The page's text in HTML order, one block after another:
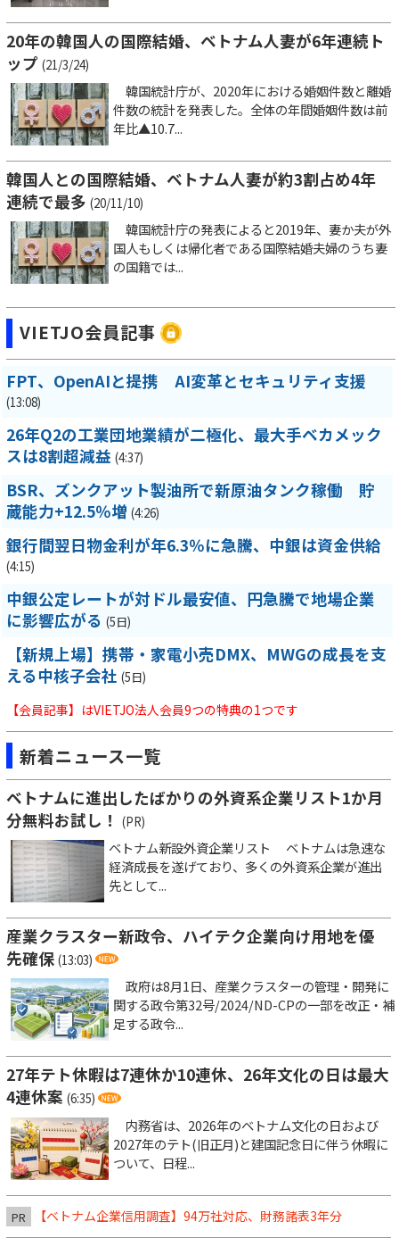
20年の韓国人の国際結婚、ベトナム人妻が6年連続ト
ップ (21/3/24)
韓国統計庁が、2020年における婚姻件数と離婚
件数の統計を発表した。全体の年間婚姻件数は前
年比▲10.7...
韓国人との国際結婚、ベトナム人妻が約3割占め4年
連続で最多 (20/11/10)
韓国統計庁の発表によると2019年、妻か夫が外
国人もしくは帰化者である国際結婚夫婦のうち妻
の国籍では...
VIETJO会員記事
FPT、OpenAIと提携 AI変革とセキュリティ支援
(13:08)
26年Q2の工業団地業績が二極化、最大手ベカメック
スは8割超減益 (4:37)
BSR、ズンクアット製油所で新原油タンク稼働 貯
蔵能力+12.5％増 (4:26)
銀行間翌日物金利が年6.3％に急騰、中銀は資金供給
(4:15)
中銀公定レートが対ドル最安値、円急騰で地場企業
に影響広がる (5日)
【新規上場】携帯・家電小売DMX、MWGの成長を支
える中核子会社 (5日)
【会員記事】はVIETJO法人会員9つの特典の1つです
新着ニュース一覧
ベトナムに進出したばかりの外資系企業リスト1か月
分無料お試し！
(PR)
ベトナム新設外資企業リスト ベトナムは急速な
経済成長を遂げており、多くの外資系企業が進出
先として...
産業クラスター新政令、ハイテク企業向け用地を優
先確保 (13:03)
政府は8月1日、産業クラスターの管理・開発に
関する政令第32号/2024/ND-CPの一部を改正・補
足する政令...
27年テト休暇は7連休か10連休、26年文化の日は最大
4連休案 (6:35)
内務省は、2026年のベトナム文化の日および
2027年のテト(旧正月)と建国記念日に伴う休暇に
ついて、日程...
PR 【ベトナム企業信用調査】94万社対応、財務諸表3年分